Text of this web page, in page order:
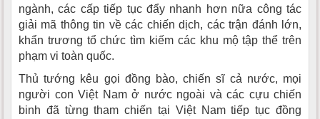
ngành, các cấp tiếp tục đẩy nhanh hơn nữa công tác
giải mã thông tin về các chiến dịch, các trận đánh lớn,
khẩn trương tổ chức tìm kiếm các khu mộ tập thể trên
phạm vi toàn quốc.
Thủ tướng kêu gọi đồng bào, chiến sĩ cả nước, mọi
người con Việt Nam ở nước ngoài và các cựu chiến
binh đã từng tham chiến tại Việt Nam tiếp tục đồng